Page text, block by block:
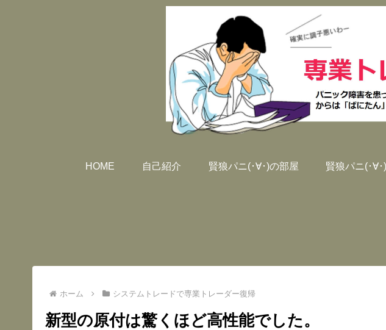
HOME 自己紹介 賢狼パニ(･∀･)の部屋 賢狼パニ(･∀
ホーム システムトレードで専業トレーダー復帰
新型の原付は驚くほど高性能でした。